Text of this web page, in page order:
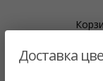
Доставка